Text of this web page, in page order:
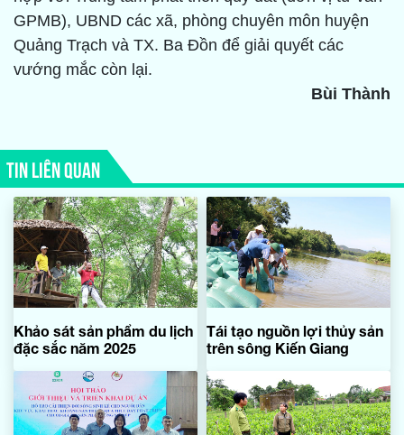
GPMB), UBND các xã, phòng chuyên môn huyện
Quảng Trạch và TX. Ba Đồn để giải quyết các
vướng mắc còn lại.
Bùi Thành
TIN LIÊN QUAN
Khảo sát sản phẩm du lịch
đặc sắc năm 2025
Tái tạo nguồn lợi thủy sản
trên sông Kiến Giang